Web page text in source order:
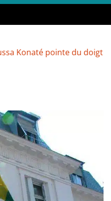
pointe du doigt